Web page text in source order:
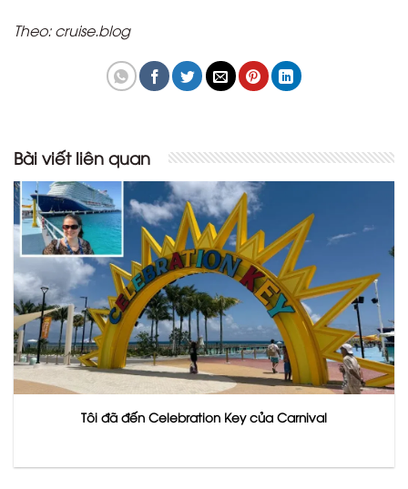
Theo: cruise.blog
Bài viết liên quan
Tôi đã đến Celebration Key của Carnival